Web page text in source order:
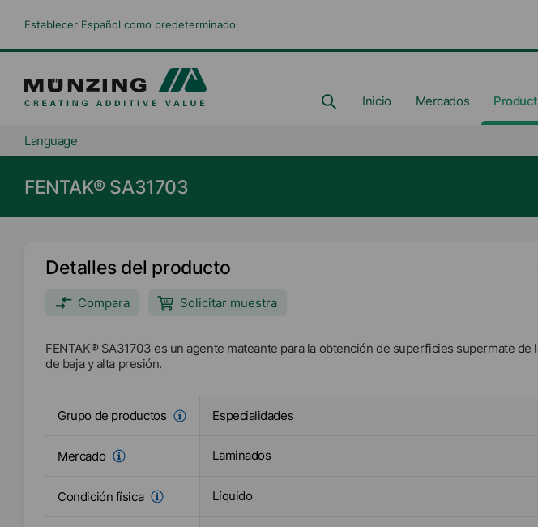
Establecer Español como predeterminado
Inicio Mercados
Language
FENTAK® SA31703
Detalles del producto
Compara Solicitar muestra
FENTAK® SA31703 es un agente mateante para la obtención de superficies supermate de
de baja y alta presión.
Grupo de productos Especialidades
Mercado Laminados
Condición física Líquido